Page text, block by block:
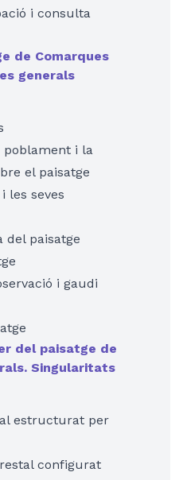
i consulta
de Comarques
generals
poblament i la
el paisatge
les seves
del paisatge
i gaudi
del paisatge de
Singularitats
estructurat per
configurat